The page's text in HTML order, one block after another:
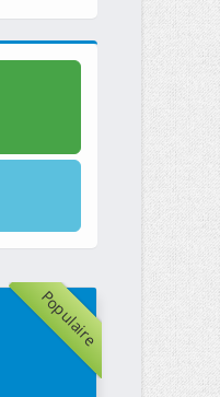
Populaire